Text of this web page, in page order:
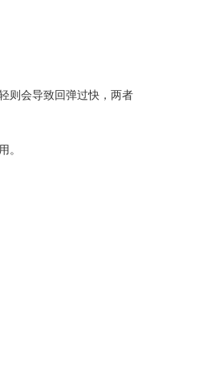
则会导致回弹过快，两者
。